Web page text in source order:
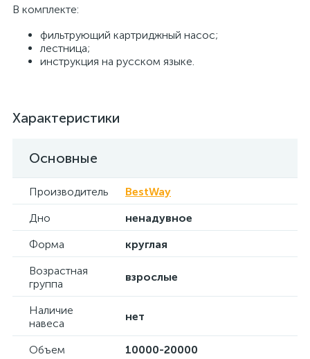
В комплекте:
фильтрующий картриджный насос;
лестница;
инструкция на русском языке.
Характеристики
Основные
Производитель
BestWay
Дно
ненадувное
Форма
круглая
Возрастная
группа
взрослые
Наличие
навеса
нет
Объем 10000-20000